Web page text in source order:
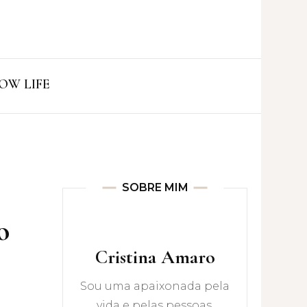
LIFE
SOBRE MIM
Cristina Amaro
Sou uma apaixonada pela